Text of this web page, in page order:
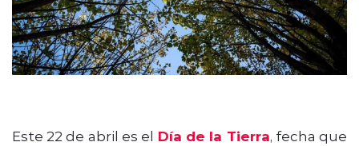
Este 22 de abril es el Día de la Tierra, fecha que